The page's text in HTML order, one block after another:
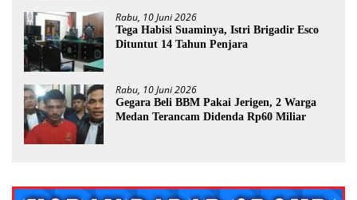
Rabu, 10 Juni 2026
Tega Habisi Suaminya, Istri Brigadir Esco
Dituntut 14 Tahun Penjara
Rabu, 10 Juni 2026
Gegara Beli BBM Pakai Jerigen, 2 Warga
Medan Terancam Didenda Rp60 Miliar